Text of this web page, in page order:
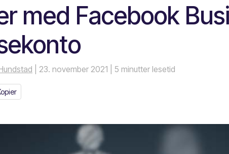
med Facebook
| 23. november 2021 | 5 minutter lesetid